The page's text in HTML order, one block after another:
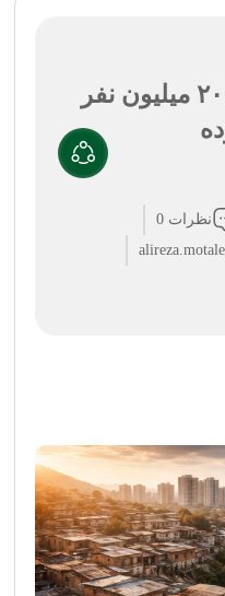
زنگ خطر مسکن؛ ۲۰ میلیون نفر
نظرات 0